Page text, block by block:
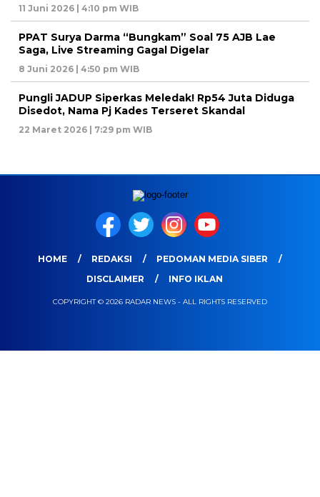
11 Juni 2026 | 4:10 pm WIB
PPAT Surya Darma “Bungkam” Soal 75 AJB Lae
Saga, Live Streaming Gagal Digelar
8 Juni 2026 | 4:50 pm WIB
Pungli JADUP Siperkas Meledak! Rp54 Juta Diduga
Disedot, Nama Pj Kades Terseret Skandal
22 Maret 2026 | 7:29 pm WIB
HOME REDAKSI
PEDOMAN MEDIA SIBER
DISCLAIMER
INFO IKLAN
COPYRIGHT © 2026 RADAR NEWS - ALL RIGHTS RESERVED